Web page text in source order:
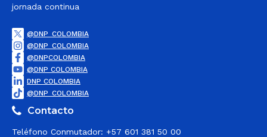
jornada continua
@DNP_COLOMBIA
@DNP_COLOMBIA
@DNPCOLOMBIA
@DNP COLOMBIA
DNP COLOMBIA
@DNP_COLOMBIA
Contacto
Teléfono Conmutador: +57 601 381 50 00